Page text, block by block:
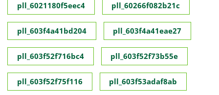
pll_6021180f5eec4 pll_60266f082b21c
pll_603f4a41bd204 pll_603f4a41eae27
pll_603f52f716bc4 pll_603f52f73b55e
pll_603f52f75f116 pll_603f53adaf8ab